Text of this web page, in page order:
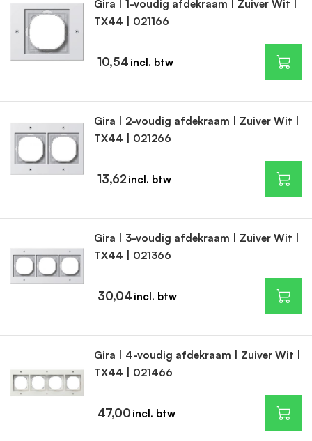
Enkele kenmerken van het programma Gira TX_44:
Modulair systeem voor maatwerk en flexibiliteit
Strak en modern design met een verscheidenheid aan
Duurzame materialen
Gira | 1-voudig afdekraam | Zuiver Wit |
TX44 | 021166
10,54
Gira | 2-voudig afdekraam | Zuiver Wit |
TX44 | 021266
13,62
Gira | 3-voudig afdekraam | Zuiver Wit |
TX44 | 021366
30,04
Gira | 4-voudig afdekraam | Zuiver Wit |
TX44 | 021466
47,00